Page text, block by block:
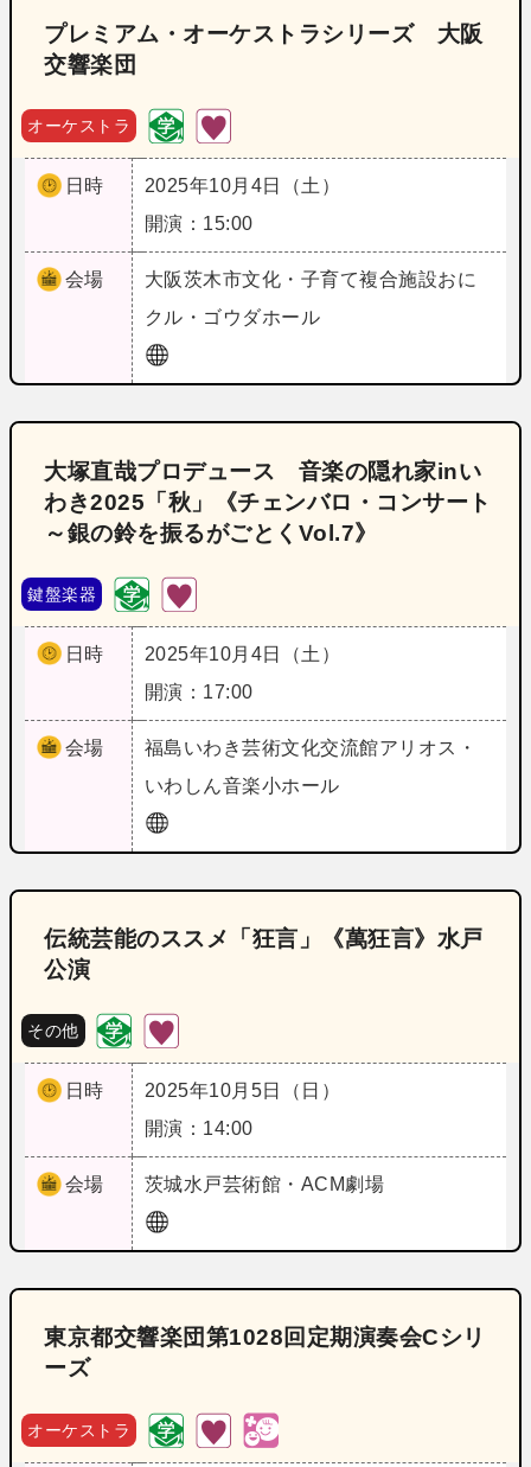
プレミアム・オーケストラシリーズ 大阪
交響楽団
オーケストラ
日時
2025年10月4日（土）
開演：15:00
会場 大阪茨木市文化・子育て複合施設おに
クル・ゴウダホール
大塚直哉プロデュース 音楽の隠れ家inい
わき2025「秋」《チェンバロ・コンサート
～銀の鈴を振るがごとくVol.7》
鍵盤楽器
日時
2025年10月4日（土）
開演：17:00
会場 福島いわき芸術文化交流館アリオス・
いわしん音楽小ホール
伝統芸能のススメ「狂言」《萬狂言》水戸
公演
その他
日時
2025年10月5日（日）
開演：14:00
会場 茨城水戸芸術館・ACM劇場
東京都交響楽団第1028回定期演奏会Cシリ
ーズ
オーケストラ